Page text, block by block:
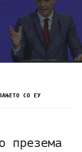
СО ЕУ
презема